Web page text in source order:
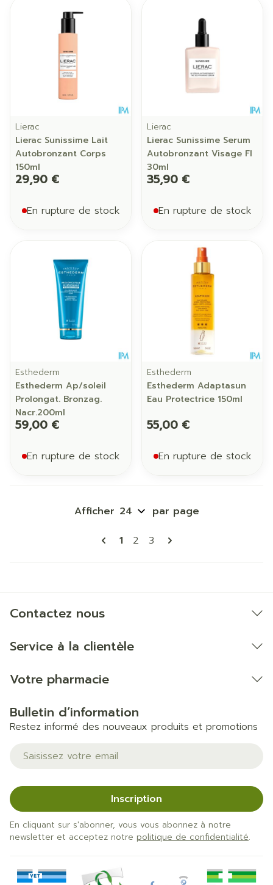
Lierac
Lierac Sunissime Lait
Autobronzant Corps
150ml
29,90 €
En rupture de stock
Lierac
Lierac Sunissime Serum
Autobronzant Visage Fl
30ml
35,90 €
En rupture de stock
Esthederm
Esthederm Ap/soleil
Prolongat. Bronzag.
Nacr.200ml
59,00 €
En rupture de stock
Esthederm
Esthederm Adaptasun
Eau Protectrice 150ml
55,00 €
En rupture de stock
Pages
Vous lisez actuellement la
1 Page
2 Page
3
Afficher par page
Contactez nous
Service à la clientèle
Votre pharmacie
Bulletin d’information
Restez informé des nouveaux produits et promotions
Adresse mail
Inscription
En cliquant sur s'abonner, vous vous abonnez à notre
newsletter et acceptez notre politique de confidentialité.